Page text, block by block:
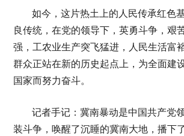
如今，这片热土上的人民传承红色
良传统，在党的领导下，英勇斗争，艰
强，工农业生产突飞猛进，人民生活富
群众正站在新的历史起点上，为全面建
国家而努力奋斗。
记者手记：冀南暴动是中国共产党
装斗争，唤醒了沉睡的冀南大地，播下